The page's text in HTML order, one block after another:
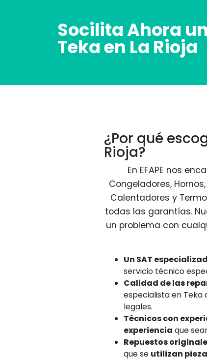
Socilita Ahora
Teka en La Rioja
¿Por qué
Rioja?
En EFAPE nos
Congeladores,
Calentadores y
todas las garantías.
un problema con
Un SAT
servicio técnico
Calidad de las
especialista en Teka
legales.
Técnicos con
experiencia que
Repuestos
que se utilizan